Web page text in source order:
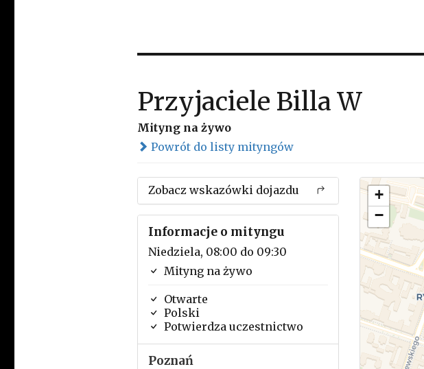
Przyjaciele Billa W
Mityng na żywo
Powrót do listy mityngów
Zobacz wskazówki dojazdu
Informacje o mityngu
Niedziela, 08:00 do 09:30
Mityng na żywo
Otwarte
Polski
Potwierdza uczestnictwo
Poznań
+
−